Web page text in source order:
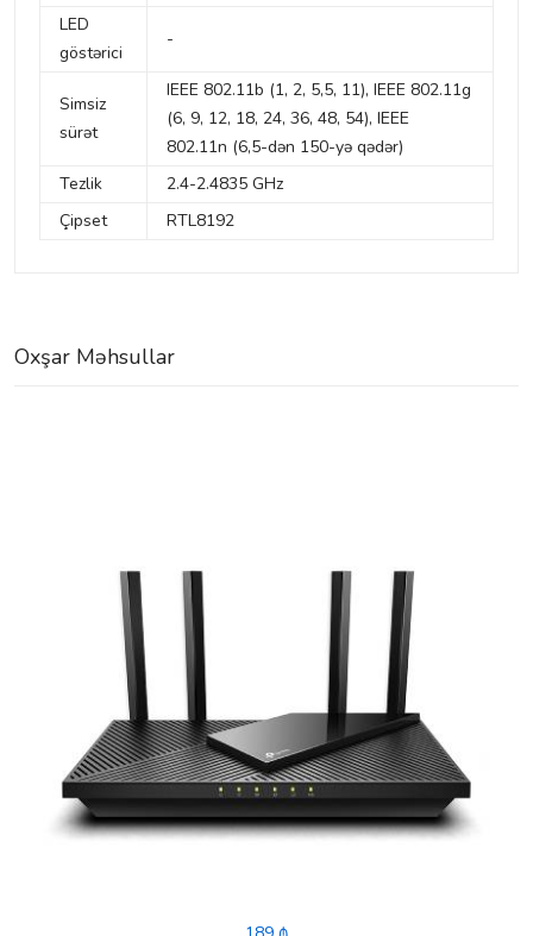
LED
göstərici
-
Simsiz
sürət
IEEE 802.11b (1, 2, 5,5, 11), IEEE 802.11g
(6, 9, 12, 18, 24, 36, 48, 54), IEEE
802.11n (6,5-dən 150-yə qədər)
Tezlik
2.4-2.4835 GHz
Çipset
RTL8192
Oxşar Məhsullar